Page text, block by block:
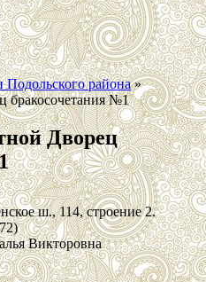
района»
бракосочетания №1
Дворец
ш., 114, строение 2.
Викторовна